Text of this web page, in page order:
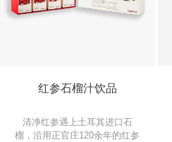
红参石榴汁饮品
清净红参遇上土耳其进口石
榴，沿用正官庄120余年的红参